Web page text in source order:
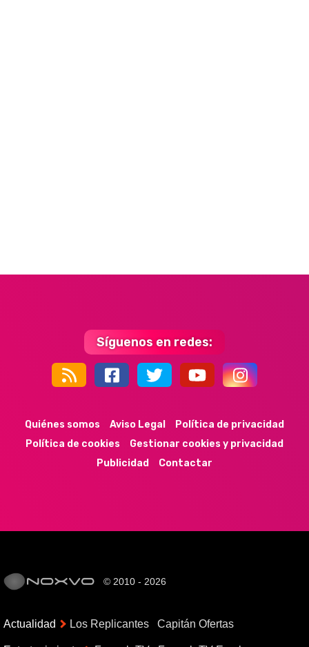
Síguenos en redes:
Quiénes somos Aviso Legal
Política de privacidad
Política de cookies
Gestionar cookies y privacidad
Publicidad
Contactar
© 2010 - 2026
Actualidad Los Replicantes Capitán Ofertas